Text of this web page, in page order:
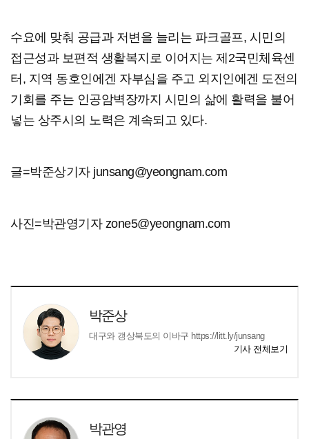
수요에 맞춰 공급과 저변을 늘리는 파크골프, 시민의
접근성과 보편적 생활복지로 이어지는 제2국민체육센
터, 지역 동호인에겐 자부심을 주고 외지인에겐 도전의
기회를 주는 인공암벽장까지 시민의 삶에 활력을 불어
넣는 상주시의 노력은 계속되고 있다.
글=박준상기자 junsang@yeongnam.com
사진=박관영기자 zone5@yeongnam.com
박준상
대구와 갱상북도의 이바구 https://litt.ly/junsang
기사 전체보기
박관영